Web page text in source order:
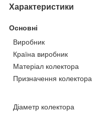
Характеристики
Основні
Виробник
Країна виробник
Матеріал колектора
Призначення колектора
Діаметр колектора